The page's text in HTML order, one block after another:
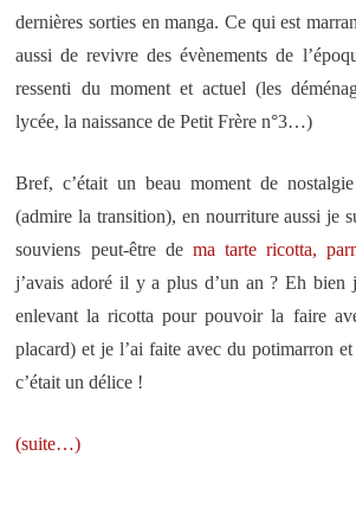
dernières sorties en manga. Ce qui est
aussi de revivre des évènements de
ressenti du moment et actuel (les
lycée, la naissance de Petit Frère n°3…)
Bref, c’était un beau moment de
(admire la transition), en nourriture aussi je
souviens peut-être de ma tarte ricotta,
j’avais adoré il y a plus d’un an ? Eh bien
enlevant la ricotta pour pouvoir la faire
placard) et je l’ai faite avec du potimarron
c’était un délice !
(suite…)